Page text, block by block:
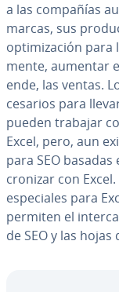
a las compañías
marcas, sus
op­ti­mi­za­ción para
me­n­te, aumentar
ende, las ventas.
ce­sa­rios para
pueden trabajar
Excel, pero, aun
para SEO
cro­ni­zar con
es­pe­cia­les para
permiten el
de SEO y las hojas